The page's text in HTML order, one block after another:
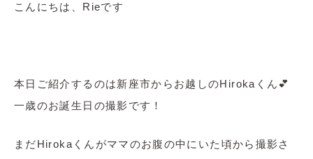
こんにちは、Rieです
本日ご紹介するのは新座市からお越しのHirokaくん💕
一歳のお誕生日の撮影です！
まだHirokaくんがママのお腹の中にいた頃から撮影さ